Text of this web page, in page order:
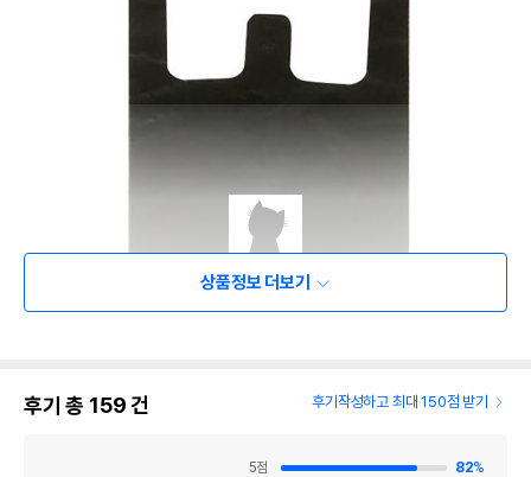
상품정보 더보기
후기 총 159건 후기작성하고 최대 150점 받기
5점 82%